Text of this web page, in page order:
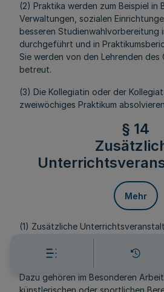
(2) Praktika werden zum Beispiel in
Verwaltungen, sozialen
besseren Studienwahlvorbereitung
durchgeführt und in
Sie werden von den Lehrenden
betreut.
(3) Die Kollegiatin oder der
zweiwöchiges Praktikum
§ 14
Mehr
(1) Zusätzliche
insbesondere
obligatorischen Unterrichts
Dazu gehören im Besonderen
künstlerischen oder sportlichen